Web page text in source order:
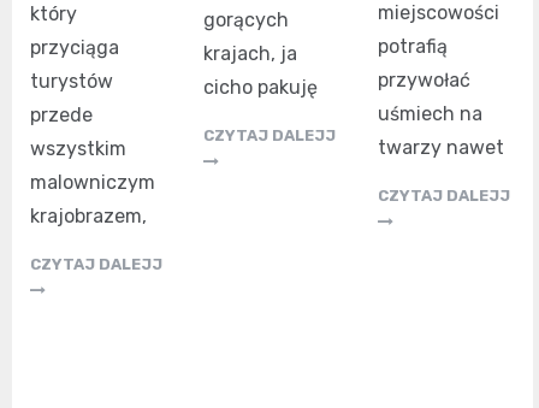
który
przyciąga
turystów
przede
wszystkim
malowniczym
krajobrazem,
CZYTAJ DALEJJ
gorących
krajach, ja
cicho pakuję
CZYTAJ DALEJJ
miejscowości
potrafią
przywołać
uśmiech na
twarzy nawet
CZYTAJ DALEJJ